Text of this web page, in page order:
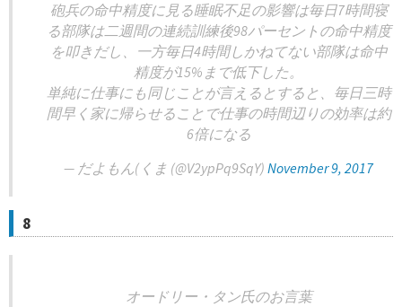
砲兵の命中精度に見る睡眠不足の影響は毎日7時間寝
る部隊は二週間の連続訓練後98パーセントの命中精度
を叩きだし、一方毎日4時間しかねてない部隊は命中
精度が15%まで低下した。
単純に仕事にも同じことが言えるとすると、毎日三時
間早く家に帰らせることで仕事の時間辺りの効率は約
6倍になる
— だよもん(くま (@V2ypPq9SqY) November 9, 2017
8
オードリー・タン氏のお言葉